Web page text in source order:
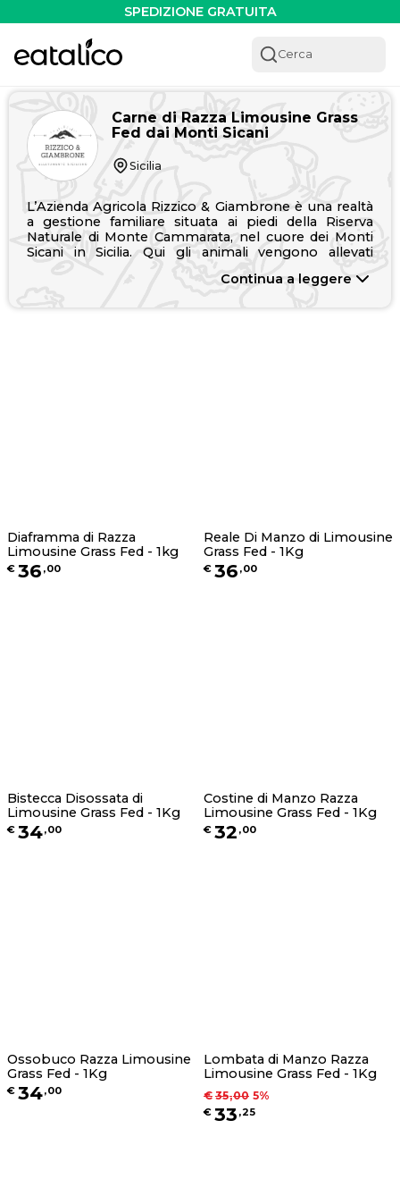
SPEDIZIONE GRATUITA
Cerca
Carne di Razza Limousine Grass
Fed dai Monti Sicani
Sicilia
L’Azienda Agricola Rizzico & Giambrone è una realtà
a gestione familiare situata ai piedi della Riserva
Naturale di Monte Cammarata, nel cuore dei Monti
Sicani in Sicilia. Qui gli animali vengono allevati
esclusivamente al pascolo naturale, senza l’utilizzo di
del benessere animale e dell’ambiente, permette di
Continua a leggere
Diaframma di Razza
Limousine Grass Fed - 1kg
€ 36 ,00
Reale Di Manzo di Limousine
Grass Fed - 1Kg
€ 36 ,00
Bistecca Disossata di
Limousine Grass Fed - 1Kg
€ 34,00
Costine di Manzo Razza
Limousine Grass Fed - 1Kg
€ 32 ,00
Ossobuco Razza Limousine
Grass Fed - 1Kg
€ 34,00
Lombata di Manzo Razza
Limousine Grass Fed - 1Kg
€ 35,00 5%
€ 33 ,25
Carne di Razza Limousine Grass Fed dai Monti Sicani -